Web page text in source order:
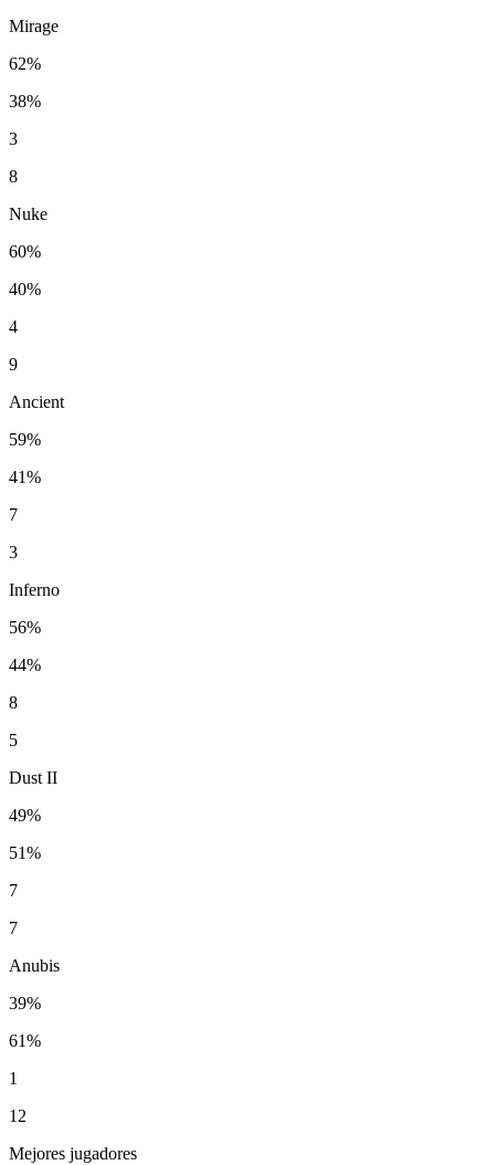
Mirage
62%
38%
3
8
Nuke
60%
40%
4
9
Ancient
59%
41%
7
3
Inferno
56%
44%
8
5
Dust II
49%
51%
7
7
Anubis
39%
61%
1
12
Mejores jugadores